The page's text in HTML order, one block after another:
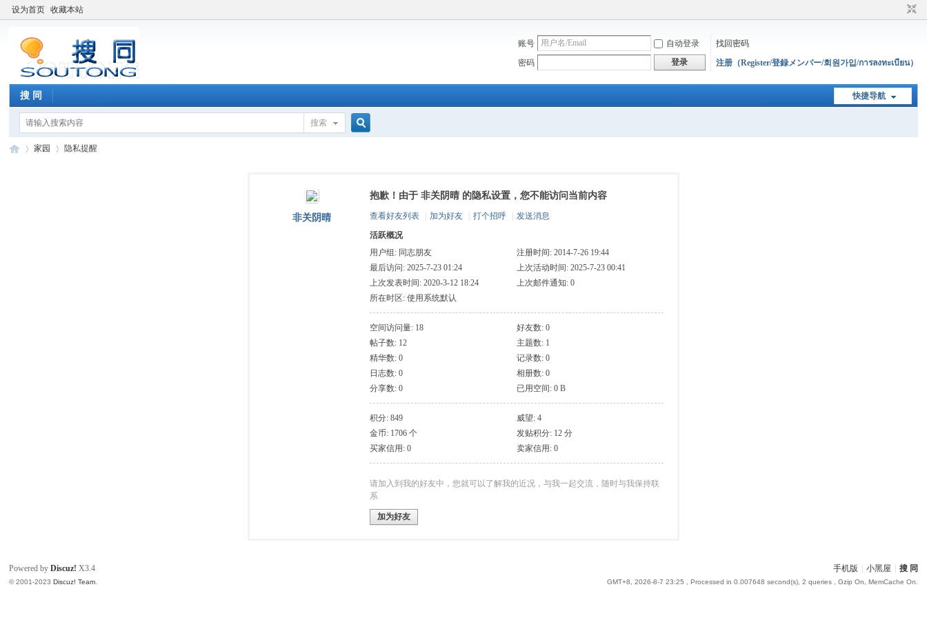
设为首页 收藏本站
账号 自动登录
找回密码
密码
登录 注册（Register/登録メンバー/회원가입/การลงทะเบียน）
快捷导航
搜 同
搜索
家园 隐私提醒
非关阴晴
抱歉！由于 非关阴晴 的隐私设置，您不能访问当前内容
查看好友列表 加为好友 打个招呼
发送消息
活跃概况
用户组: 同志朋友
注册时间: 2014-7-26 19:44
最后访问: 2025-7-23 01:24
上次活动时间: 2025-7-23 00:41
上次发表时间: 2020-3-12 18:24
上次邮件通知: 0
所在时区: 使用系统默认
空间访问量: 18
好友数: 0
帖子数: 12
主题数: 1
精华数: 0
记录数: 0
日志数: 0
相册数: 0
分享数: 0
已用空间: 0 B
积分: 849
威望: 4
金币: 1706 个
发贴积分: 12 分
买家信用: 0
卖家信用: 0
请加入到我的好友中，您就可以了解我的近况，与我一起交流，随时与我保持联
系
加为好友
手机版 小黑屋 搜 同
GMT+8, 2026-8-7 23:25 , Processed in 0.007648 second(s), 2 queries , Gzip On, MemCache On.
Powered byDiscuz! X3.4
© 2001-2023Discuz! Team